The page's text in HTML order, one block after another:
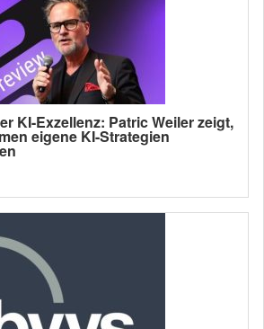
KI-Exzellenz: Patric Weiler zeigt,
eigene KI-Strategien